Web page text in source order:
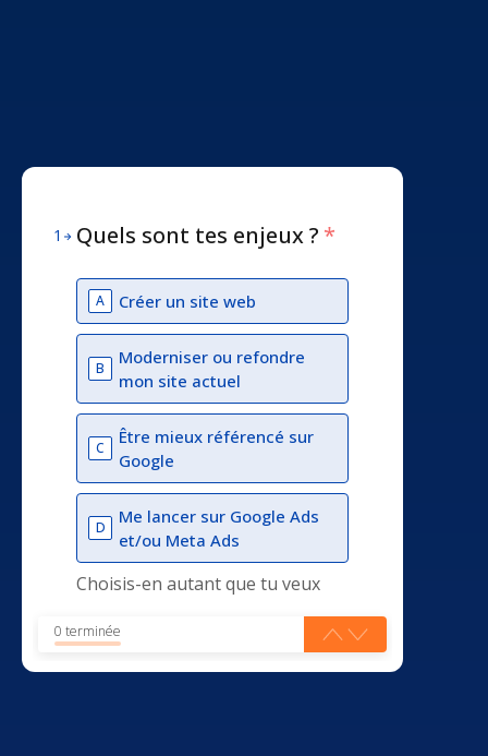
1 Quels sont tes enjeux ? *
A Créer un site web
B
Moderniser ou refondre
mon site actuel
C
Être mieux référencé sur
Google
D
Me lancer sur Google Ads
et/ou Meta Ads
Choisis-en autant que tu veux
0 terminée